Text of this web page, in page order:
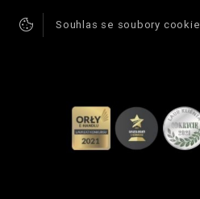
Souhlas se soubory cookie